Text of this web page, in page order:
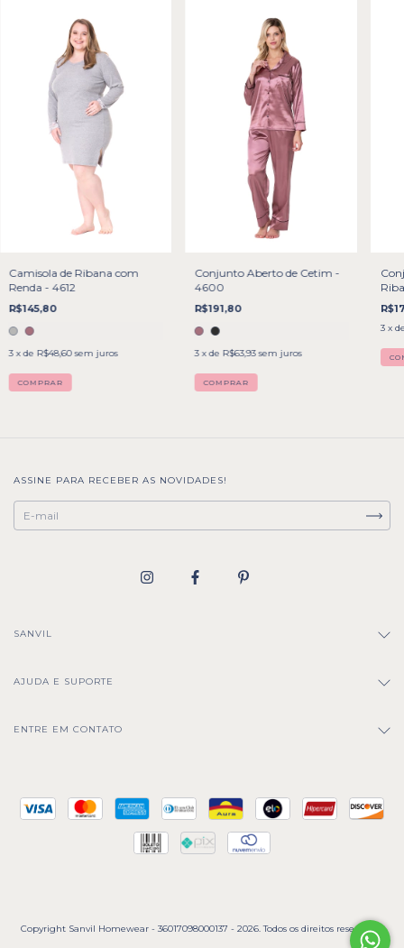
Camisola de Ribana com
Renda - 4612
R$145,80
3 x de R$48,60 sem juros
COMPRAR
Conjunto Aberto de Cetim -
4600
R$191,80
3 x de R$63,93 sem juros
COMPRAR
3 x
ASSINE PARA RECEBER AS NOVIDADES!
SANVIL
AJUDA E SUPORTE
ENTRE EM CONTATO
Copyright Sanvil Homewear - 36017098000137 - 2026. Todos os direitos reservados.